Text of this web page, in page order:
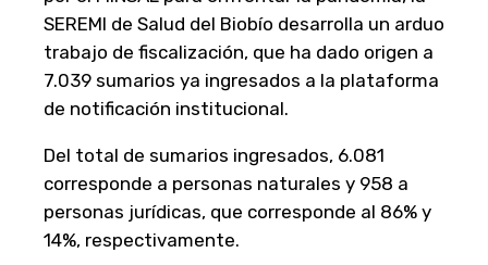
SEREMI de Salud del Biobío desarrolla un arduo
trabajo de fiscalización, que ha dado origen a
7.039 sumarios ya ingresados a la plataforma
de notificación institucional.
Del total de sumarios ingresados, 6.081
corresponde a personas naturales y 958 a
personas jurídicas, que corresponde al 86% y
14%, respectivamente.